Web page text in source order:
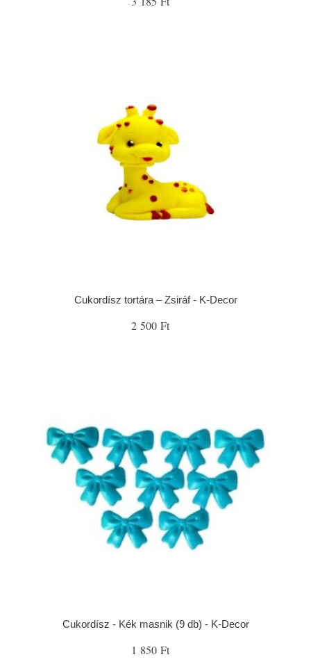
Cukordísz tortára – Zsiráf - K-Decor
2 500 Ft
Cukordísz - Kék masnik (9 db) - K-Decor
1 850 Ft